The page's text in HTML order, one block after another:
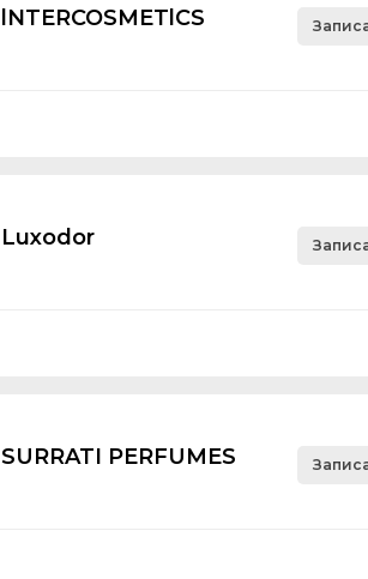
lNTERCOSMETlCS
Luхоdоr
SURRATI PERFUMES